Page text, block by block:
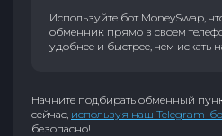
Используйте бот MoneySwap,
обменник прямо в своем
удобнее и быстрее, чем искать
Начните подбирать обменный
сейчас, используя наш Telegram-
безопасно!